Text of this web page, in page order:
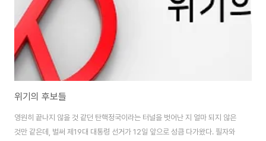
위기의 후보들
영원히 끝나지 않을 것 같던 탄핵정국이라는 터널을 벗어난 지 얼마 되지 않은
것만 같은데, 벌써 제19대 대통령 선거가 12일 앞으로 성큼 다가왔다. 필자와